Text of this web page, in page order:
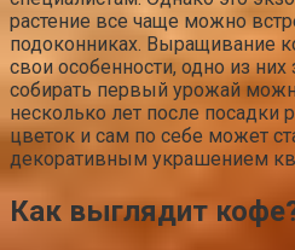
растение все чаще можно
подоконниках. Выращивание
свои особенности, одно из них
собирать первый урожай
несколько лет после посадки
цветок и сам по себе может
декоративным украшением
Как выглядит